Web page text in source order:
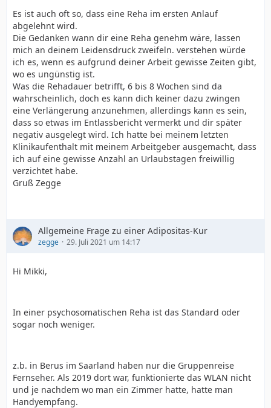
Es ist auch oft so, dass eine Reha im ersten Anlauf
abgelehnt wird.
Die Gedanken wann dir eine Reha genehm wäre, lassen
mich an deinem Leidensdruck zweifeln. verstehen würde
ich es, wenn es aufgrund deiner Arbeit gewisse Zeiten gibt,
wo es ungünstig ist.
Was die Rehadauer betrifft, 6 bis 8 Wochen sind da
wahrscheinlich, doch es kann dich keiner dazu zwingen
eine Verlängerung anzunehmen, allerdings kann es sein,
dass so etwas im Entlassbericht vermerkt und dir später
negativ ausgelegt wird. Ich hatte bei meinem letzten
Klinikaufenthalt mit meinem Arbeitgeber ausgemacht, dass
ich auf eine gewisse Anzahl an Urlaubstagen freiwillig
verzichtet habe.
Gruß Zegge
Allgemeine Frage zu einer Adipositas-Kur
zegge 29. Juli 2021 um 14:17
Hi Mikki,
In einer psychosomatischen Reha ist das Standard oder
sogar noch weniger.
z.b. in Berus im Saarland haben nur die Gruppenreise
Fernseher. Als 2019 dort war, funktionierte das WLAN nicht
und je nachdem wo man ein Zimmer hatte, hatte man
Handyempfang.